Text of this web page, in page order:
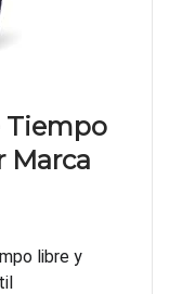
Tiempo
Marca
libre y